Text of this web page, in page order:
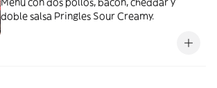
doble salsa Pringles Sour Creamy.